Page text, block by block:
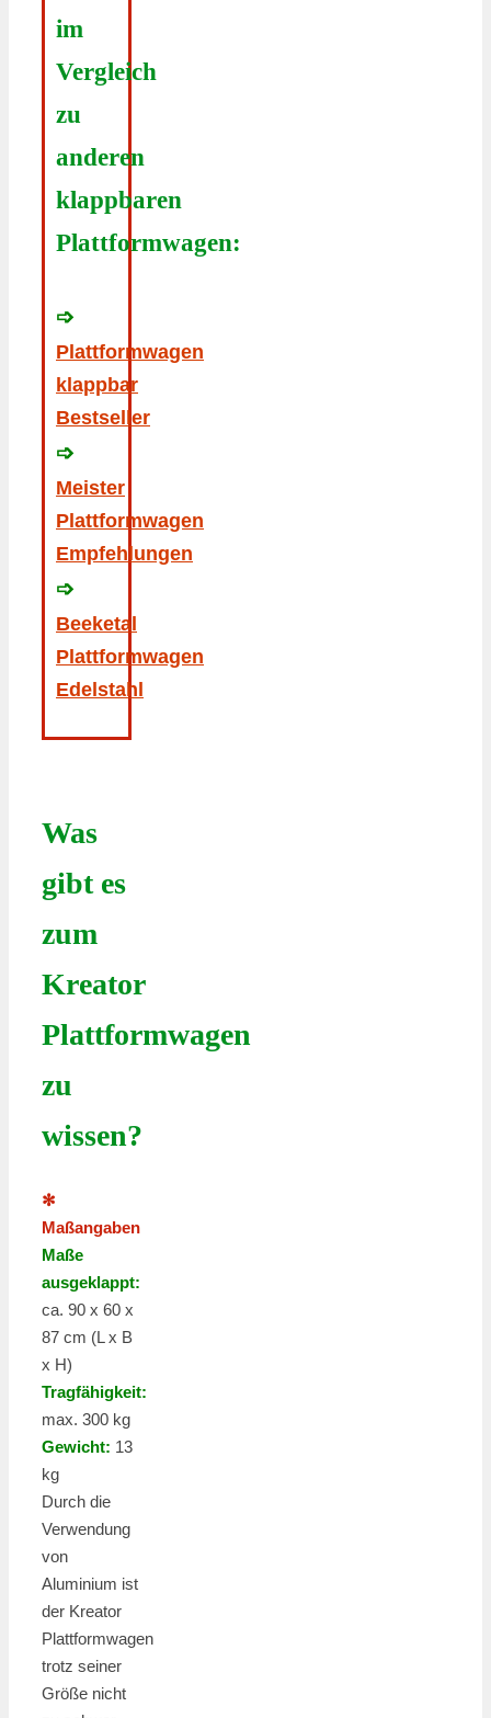
im
Vergleich
zu
anderen
klappbaren
Plattformwagen:
➩
Plattformwagen
klappbar
Bestseller
➩
Meister
Plattformwagen
Empfehlungen
➩
Beeketal
Plattformwagen
Edelstahl
Was
gibt es
zum
Kreator
Plattformwagen
zu
wissen?
✻
Maßangaben
Maße
ausgeklappt:
ca. 90 x 60 x
87 cm (L x B
x H)
Tragfähigkeit:
max. 300 kg
Gewicht: 13
kg
Durch die
Verwendung
von
Aluminium ist
der Kreator
Plattformwagen
trotz seiner
Größe nicht